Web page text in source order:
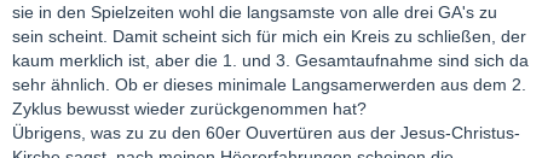
sie in den Spielzeiten wohl die langsamste von alle drei GA's zu
sein scheint. Damit scheint sich für mich ein Kreis zu schließen, der
kaum merklich ist, aber die 1. und 3. Gesamtaufnahme sind sich da
sehr ähnlich. Ob er dieses minimale Langsamerwerden aus dem 2.
Zyklus bewusst wieder zurückgenommen hat?
Übrigens, was zu zu den 60er Ouvertüren aus der Jesus-Christus-